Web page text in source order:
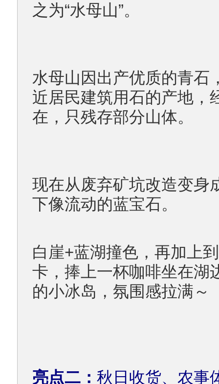
之为“水母山”。
水母山因出产优质的青石
近居民建筑用石的产地，
在，只残存部分山体。
现在从废弃矿坑改造变身
下像流动的蓝宝石。
白崖+蓝湖撞色，再加上
卡，捧上一杯咖啡坐在湖
的小冰岛，氛围感拉满～
亮点二： 秋日收货、农